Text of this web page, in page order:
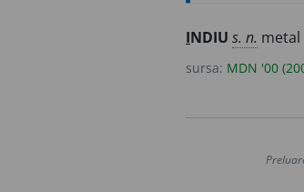
INDIU s. n. metal
sursa: MDN '00